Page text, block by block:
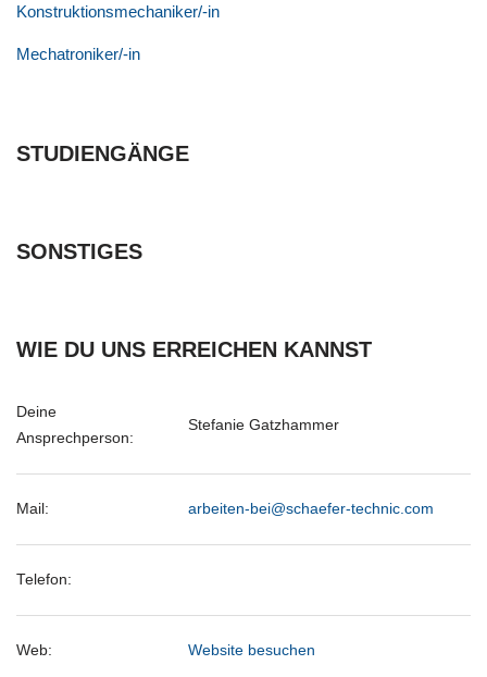
Konstruktionsmechaniker/-in
Mechatroniker/-in
STUDIENGÄNGE
SONSTIGES
WIE DU UNS ERREICHEN KANNST
Deine
Ansprechperson:
Stefanie Gatzhammer
Mail: arbeiten-bei@schaefer-technic.com
Telefon:
Web: Website besuchen